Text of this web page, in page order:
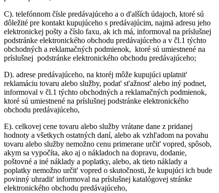
C). telefónnom čísle predávajúceho a o d'alších údajoch, ktoré sú
dôležité pre kontakt kupujúceho s predávajúcim, najmä adresu jeho
elektronickej pošty a číslo faxu, ak ich má, informoval na príslušnej
podstránke elektronického obchodu predávajúceho a v čl.1 týchto
obchodných a reklamačných podmienok, ktoré sú umiestnené na
príslušnej podstránke elektronického obchodu predávajúceho;
D). adrese predávajúceho, na ktoréj môže kupujúci uplatnit'
reklamáciu tovaru alebo služby, podat' st'ažnost' alebo iný podnet,
informoval v čl.1 týchto obchodných a reklamačných podmienok,
ktoré sú umiestnené na príslušnej podstránke elektronického
obchodu predávajúceho,
E). celkovej cene tovaru alebo služby vrátane dane z pridanej
hodnoty a všetkych ostatných daní, alebo ak vzhl'adom na povahu
tovaru alebo služby nemožno cenu primerane určit' vopred, spôsob,
akym sa vypočíta, ako aj o nákladoch na dopravu, dodanie,
poštovné a iné náklady a poplatky, alebo, ak tieto náklady a
poplatky nemožno určit' vopred o skutočnosti, že kupujúci ich bude
povinný uhradit' informoval na príslušnej katalógovej stránke
elektronického obchodu predávajúceho,